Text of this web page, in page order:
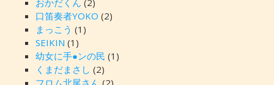
おかだくん (2)
口笛奏者YOKO (2)
まっこう (1)
SEIKIN (1)
幼女に手●ンの民 (1)
くまだまさし (2)